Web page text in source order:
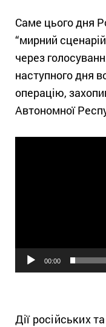
Саме цього дня
“мирний
через
наступного дня
операцію,
Автономної
00:00
Дії російських